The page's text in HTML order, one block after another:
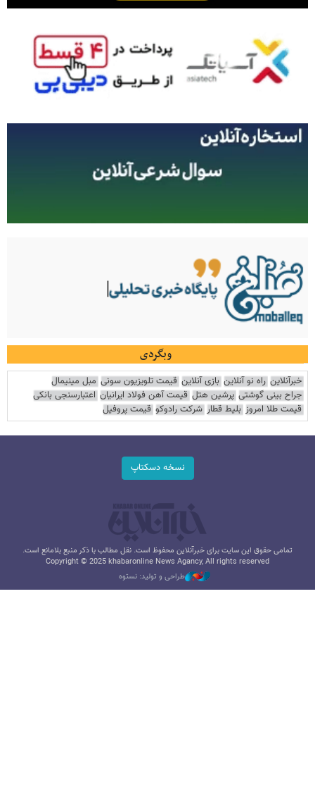
وبگردی
خبرآنلاین راه نو آنلاین بازی آنلاین قیمت تلویزیون سونی مبل مینیمال
جراح بینی گوشتی پرشین هتل قیمت آهن فولاد ایرانیان اعتبارسنجی بانکی
قیمت طلا امروز بلیط قطار شرکت رادوکو قیمت پروفیل
نسخه دسکتاپ
تمامی حقوق این سایت برای خبرآنلاین محفوظ است. نقل مطالب با ذکر منبع بلامانع است.
Copyright © 2025 khabaronline News Agancy, All rights reserved
طراحی و تولید: نستوه